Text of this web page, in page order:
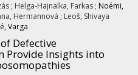
; Helga-Hajnalka, Farkas ; Noémi,
Hermannová ; Leoš, Shivaya
Varga
Defective
Provide Insights into